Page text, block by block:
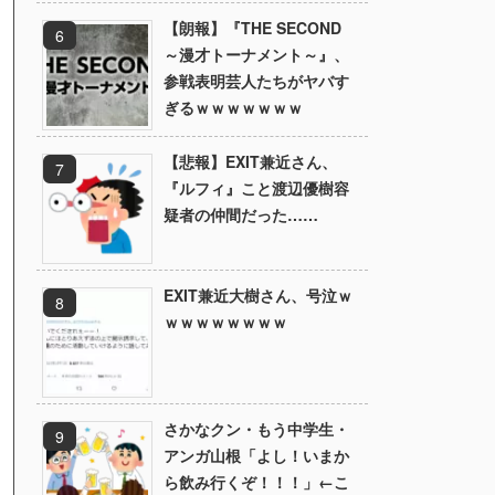
【朗報】『THE SECOND
～漫才トーナメント～』、
参戦表明芸人たちがヤバす
ぎるｗｗｗｗｗｗｗ
【悲報】EXIT兼近さん、
『ルフィ』こと渡辺優樹容
疑者の仲間だった……
EXIT兼近大樹さん、号泣ｗ
ｗｗｗｗｗｗｗｗ
さかなクン・もう中学生・
アンガ山根「よし！いまか
ら飲み行くぞ！！！」←こ